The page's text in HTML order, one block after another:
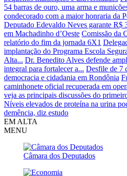
54 barras de ouro, uma arma e
condecorado com a maior honraria da
Deputado Edevaldo Neves garante R$
em Machadinho d’Oeste Comissão da
relatório do fim da jornada 6X1
implantação do Programa Escola
Alta... Dr. Benedito Alves defende
integral para fortalecer a... Desfile de 7
democracia e cidadania em Rondônia
caminhonete oficial recuperada em
veja as principais discussões do
Níveis elevados de proteína na urina
demência, diz estudo
EM ALTA
MENU
Câmara dos Deputados